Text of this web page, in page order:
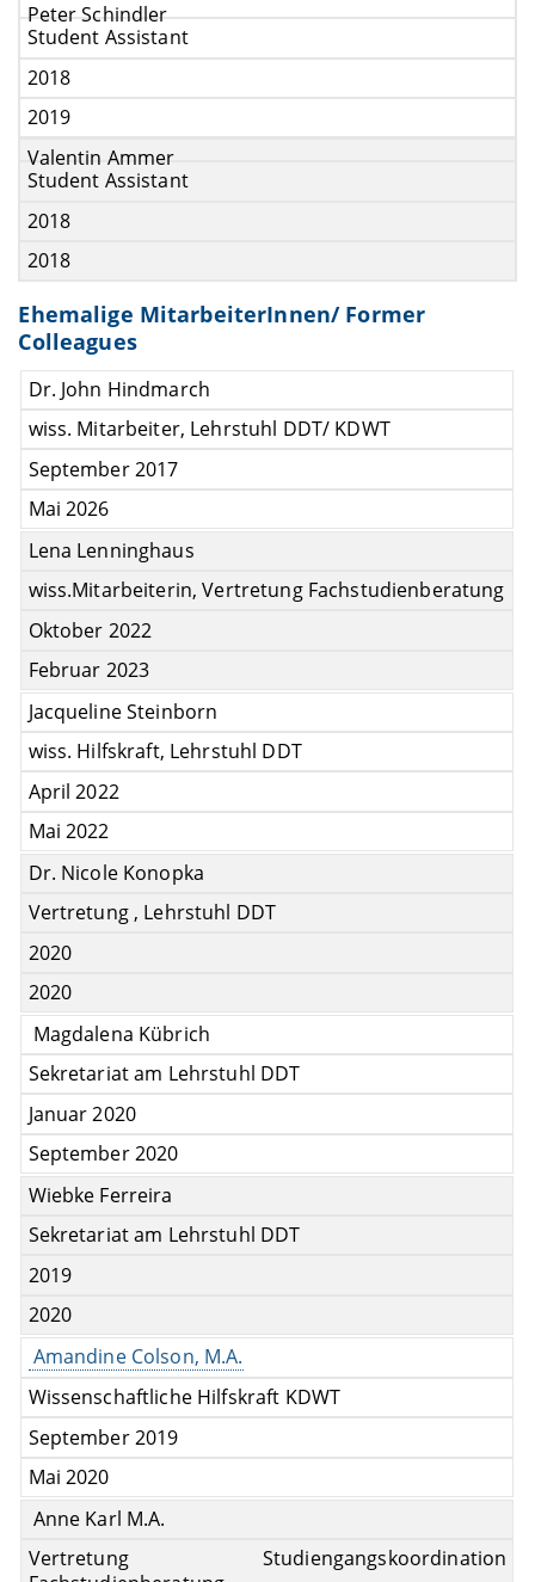
Peter Schindler
Student Assistant
2018
2019
Valentin Ammer
Student Assistant
2018
2018
Ehemalige MitarbeiterInnen/ Former
Colleagues
Dr. John Hindmarch
wiss. Mitarbeiter, Lehrstuhl DDT/ KDWT
September 2017
Mai 2026
Lena Lenninghaus
wiss.Mitarbeiterin, Vertretung Fachstudienberatung
Oktober 2022
Februar 2023
Jacqueline Steinborn
wiss. Hilfskraft, Lehrstuhl DDT
April 2022
Mai 2022
Dr. Nicole Konopka
Vertretung , Lehrstuhl DDT
2020
2020
Magdalena Kübrich
Sekretariat am Lehrstuhl DDT
Januar 2020
September 2020
Wiebke Ferreira
Sekretariat am Lehrstuhl DDT
2019
2020
Amandine Colson, M.A.
Wissenschaftliche Hilfskraft KDWT
September 2019
Mai 2020
Anne Karl M.A.
Vertretung
Studiengangskoordination